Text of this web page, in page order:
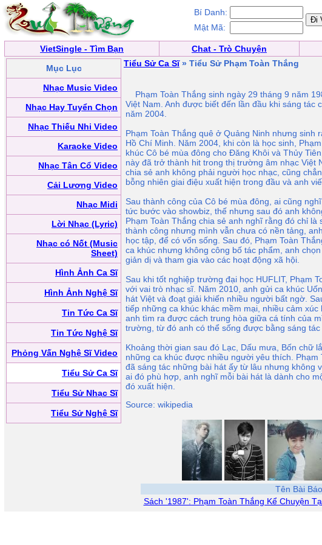
Bí Danh:
Mật Mã:
VietSingle - Tìm Bạn Chat - Trò Chuyện
Mục Lục
Nhạc Music Video
Nhạc Hay Tuyển Chọn
Nhạc Thiếu Nhi Video
Karaoke Video
Nhạc Tân Cổ Video
Cải Lương Video
Nhạc Midi
Lời Nhạc (Lyric)
Nhạc có Nốt (Music
Sheet)
Hình Ảnh Ca Sĩ
Hình Ảnh Nghệ Sĩ
Tin Tức Ca Sĩ
Tin Tức Nghệ Sĩ
Phỏng Vấn Nghệ Sĩ Video
Tiểu Sử Ca Sĩ
Tiểu Sử Nhạc Sĩ
Tiểu Sử Nghệ Sĩ
Tiểu Sử Ca Sĩ» Tiểu Sử Phạm Toàn Thắng
Phạm Toàn Thắng sinh ngày 29 tháng 9 năm
Việt Nam. Anh được biết đến lần đầu khi sáng tác
năm 2004.
Phạm Toàn Thắng quê ở Quảng Ninh nhưng sinh
Hồ Chí Minh. Năm 2004, khi còn là học sinh,
khúc Cô bé mùa đông cho Đăng Khôi và Thủy
này đã trở thành hit trong thị trường âm nhạc Việt
chia sẻ anh không phải người học nhạc, cũng
bỗng nhiên giai điệu xuất hiện trong đầu và anh
Sau thành công của Cô bé mùa đông, ai cũng
tức bước vào showbiz, thế nhưng sau đó anh
Phạm Toàn Thắng chia sẻ anh nghĩ rằng đó chỉ là
thành công nhưng mình vẫn chưa có nền tảng,
học tập, để có vốn sống. Sau đó, Phạm Toàn
ca khúc nhưng không công bố tác phẩm, anh
giản dị và tham gia vào các hoạt động xã hội.
Sau khi tốt nghiệp trường đại học HUFLIT, Phạm
với vai trò nhạc sĩ. Năm 2010, anh gửi ca khúc
hát Việt và đoạt giải khiến nhiều người bất ngờ.
tiếp những ca khúc khác mềm mại, nhiều cảm
anh tìm ra được cách trung hòa giữa cá tính của
trường, từ đó anh có thể sống được bằng sáng tác
Khoảng thời gian sau đó Lạc, Dấu mưa, Bốn chữ
những ca khúc được nhiều người yêu thích. Phạm
đã sáng tác những bài hát ấy từ lâu nhưng không
ai đó phù hợp, anh nghĩ mỗi bài hát là dành cho
đó xuất hiện.
Source: wikipedia
Tên Bài
Sách '1987': Phạm Toàn Thắng Kể Chuyện